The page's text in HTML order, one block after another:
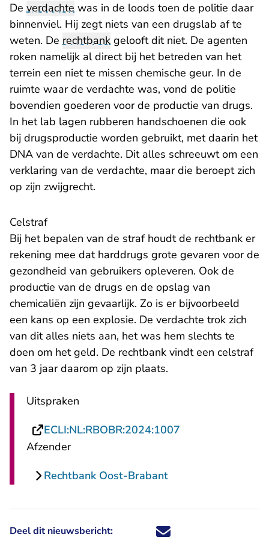
De verdachte was in de loods toen de politie daar
binnenviel. Hij zegt niets van een drugslab af te
weten. De rechtbank gelooft dit niet. De agenten
roken namelijk al direct bij het betreden van het
terrein een niet te missen chemische geur. In de
ruimte waar de verdachte was, vond de politie
bovendien goederen voor de productie van drugs.
In het lab lagen rubberen handschoenen die ook
bij drugsproductie worden gebruikt, met daarin het
DNA van de verdachte. Dit alles schreeuwt om een
verklaring van de verdachte, maar die beroept zich
op zijn zwijgrecht.
Celstraf
Bij het bepalen van de straf houdt de rechtbank er
rekening mee dat harddrugs grote gevaren voor de
gezondheid van gebruikers opleveren. Ook de
productie van de drugs en de opslag van
chemicaliën zijn gevaarlijk. Zo is er bijvoorbeeld
een kans op een explosie. De verdachte trok zich
van dit alles niets aan, het was hem slechts te
doen om het geld. De rechtbank vindt een celstraf
van 3 jaar daarom op zijn plaats.
Uitspraken
ECLI:NL:RBOBR:2024:1007
Afzender
Rechtbank Oost-Brabant
Deel dit nieuwsbericht: Deel dit nieuwsbericht via X -
Deel dit nieuwsbericht via
Deel dit nieuwsbericht
Deel dit